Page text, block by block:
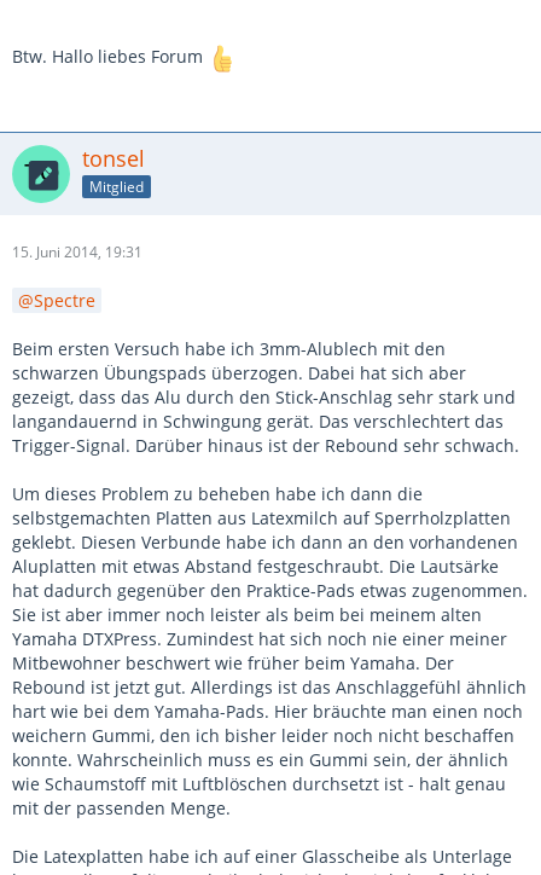
Btw. Hallo liebes Forum
tonsel
Mitglied
15. Juni 2014, 19:31
Spectre
Beim ersten Versuch habe ich 3mm-Alublech mit den
schwarzen Übungspads überzogen. Dabei hat sich aber
gezeigt, dass das Alu durch den Stick-Anschlag sehr stark und
langandauernd in Schwingung gerät. Das verschlechtert das
Trigger-Signal. Darüber hinaus ist der Rebound sehr schwach.
Um dieses Problem zu beheben habe ich dann die
selbstgemachten Platten aus Latexmilch auf Sperrholzplatten
geklebt. Diesen Verbunde habe ich dann an den vorhandenen
Aluplatten mit etwas Abstand festgeschraubt. Die Lautsärke
hat dadurch gegenüber den Praktice-Pads etwas zugenommen.
Sie ist aber immer noch leister als beim bei meinem alten
Yamaha DTXPress. Zumindest hat sich noch nie einer meiner
Mitbewohner beschwert wie früher beim Yamaha. Der
Rebound ist jetzt gut. Allerdings ist das Anschlaggefühl ähnlich
hart wie bei dem Yamaha-Pads. Hier bräuchte man einen noch
weichern Gummi, den ich bisher leider noch nicht beschaffen
konnte. Wahrscheinlich muss es ein Gummi sein, der ähnlich
wie Schaumstoff mit Luftblöschen durchsetzt ist - halt genau
mit der passenden Menge.
Die Latexplatten habe ich auf einer Glasscheibe als Unterlage